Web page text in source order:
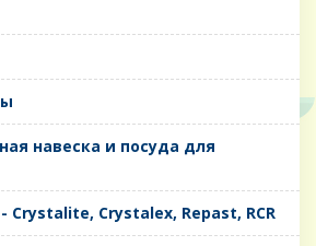
навеска и посуда для
Crystalite, Crystalex, Repast, RCR